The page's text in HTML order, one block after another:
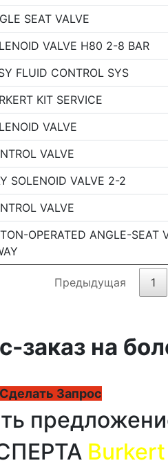
SEAT VALVE
VALVE H80 2-8 BAR
FLUID CONTROL SYS
KIT SERVICE
VALVE
VALVE
SOLENOID VALVE 2-2
VALVE
OPERATED ANGLE-SEAT
Предыдущая 1
заказ на
Сделать Запрос
Burkert